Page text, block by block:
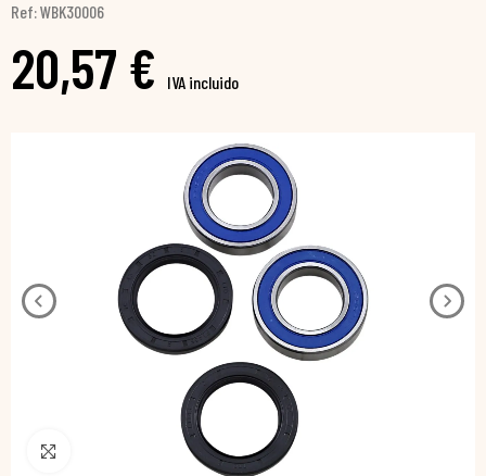
Ref: WBK30006
20,57 € IVA incluido
Pincha para agrandar